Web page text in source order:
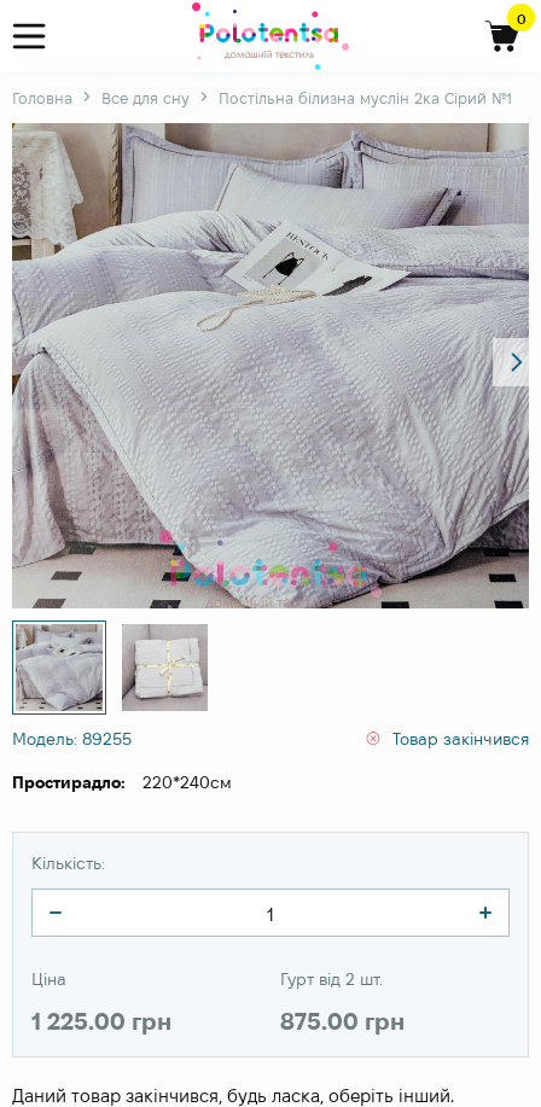
0
Головна Все для сну Постільна білизна муслін 2ка Сірий №1
Модель: 89255 Товар закінчився
Простирадло: 220*240см
Кількість:
Ціна
1 225.00 грн
Гурт від 2 шт.
875.00 грн
Даний товар закінчився, будь ласка, оберіть інший.